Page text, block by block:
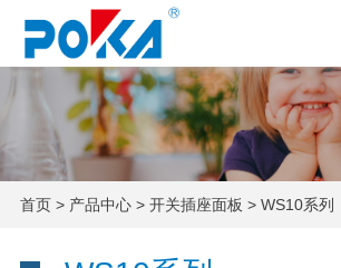
首页> 产品中心> 开关插座面板 > WS10系列